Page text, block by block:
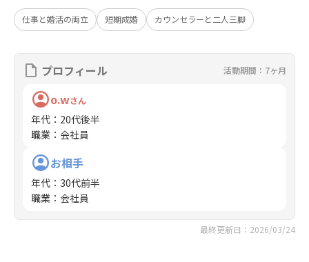
仕事と婚活の両立 短期成婚 カウンセラーと二人三脚
プロフィール 活動期間：7ヶ月
o.wさん
年代 ： 20代後半
職業 ： 会社員
お相手
年代 ： 30代前半
職業 ： 会社員
最終更新日：2026/03/24